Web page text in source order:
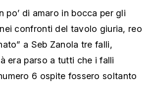
po’ di amaro in bocca per gli
confronti del tavolo giuria, reo
a Seb Zanola tre falli,
era parso a tutti che i falli
6 ospite fossero soltanto